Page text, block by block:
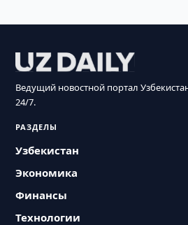
Ведущий новостной портал
24/7.
РАЗДЕЛЫ
Узбекистан
Экономика
Финансы
Технологии